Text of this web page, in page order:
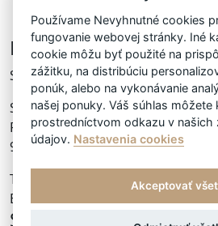
Distribútor
Since 2013
Sanus Per Aquam s.r.o.
Palatínova 38,
945 01 Komárno
Tel.:
+421 908 833 680
Email:
Sledujte nás na
Používame Nevyhnutné cookies
fungovanie webovej stránky. Iné
cookie môžu byť použité na
zážitku, na distribúciu
ponúk, alebo na vykonávanie
našej ponuky. Váš súhlas
prostredníctvom odkazu v našich
údajov. Nastavenia cookies
Akceptovať